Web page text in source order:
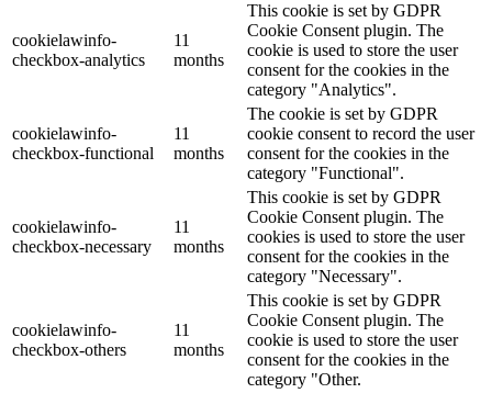
cookielawinfo-
checkbox-analytics
11
months
This cookie is set by GDPR
Cookie Consent plugin. The
cookie is used to store the user
consent for the cookies in the
category "Analytics".
cookielawinfo-
checkbox-functional
11
months
The cookie is set by GDPR
cookie consent to record the user
consent for the cookies in the
category "Functional".
cookielawinfo-
checkbox-necessary
11
months
This cookie is set by GDPR
Cookie Consent plugin. The
cookies is used to store the user
consent for the cookies in the
category "Necessary".
cookielawinfo-
checkbox-others
11
months
This cookie is set by GDPR
Cookie Consent plugin. The
cookie is used to store the user
consent for the cookies in the
category "Other.